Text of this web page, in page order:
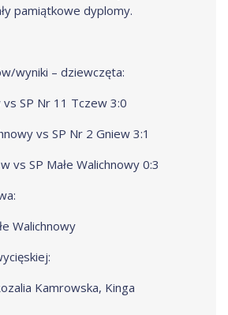
pamiątkowe dyplomy.
wyniki – dziewczęta:
vs SP Nr 11 Tczew 3:0
vs SP Nr 2 Gniew 3:1
vs SP Małe Walichnowy 0:3
Walichnowy
Kamrowska, Kinga